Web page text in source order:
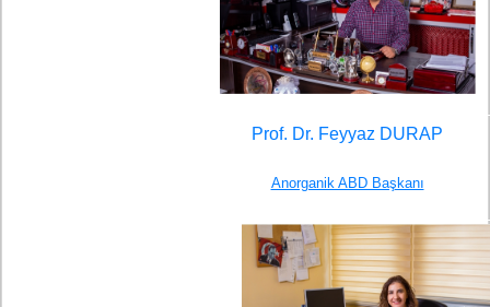
Prof. Dr. Feyyaz DURAP
Anorganik ABD Başkanı